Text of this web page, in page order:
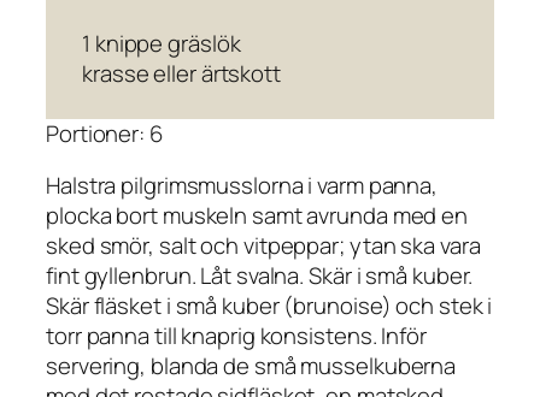
1 knippe gräslök
krasse eller ärtskott
Portioner: 6
Halstra pilgrimsmusslorna i varm panna,
plocka bort muskeln samt avrunda med en
sked smör, salt och vitpeppar; ytan ska vara
fint gyllenbrun. Låt svalna. Skär i små kuber.
Skär fläsket i små kuber (brunoise) och stek i
torr panna till knaprig konsistens. Inför
servering, blanda de små musselkuberna